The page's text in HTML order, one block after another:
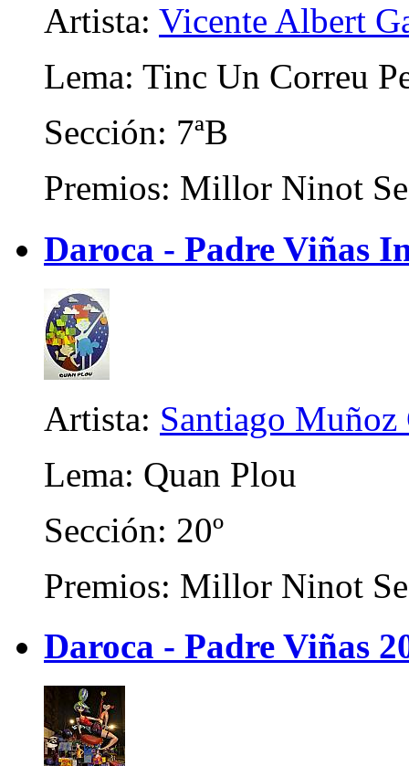
Artista: Vicente Albert
Lema: Tinc Un Correu
Sección: 7ªB
Premios: Millor Ninot
Daroca - Padre Viñas
Artista: Santiago
Lema: Quan Plou
Sección: 20º
Premios: Millor Ninot
Daroca - Padre Viñas